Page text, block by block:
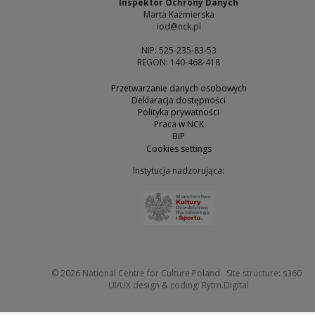
Inspektor Ochrony Danych
Marta Kaźmierska
iod@nck.pl
NIP: 525-235-83-53
REGON: 140-468-418
Przetwarzanie danych osobowych
Deklaracja dostępności
Polityka prywatności
Praca w NCK
BIP
Cookies settings
Instytucja nadzorująca:
© 2026 National Centre for Culture Poland Site structure: s360
UI/UX design & coding: Rytm.Digital